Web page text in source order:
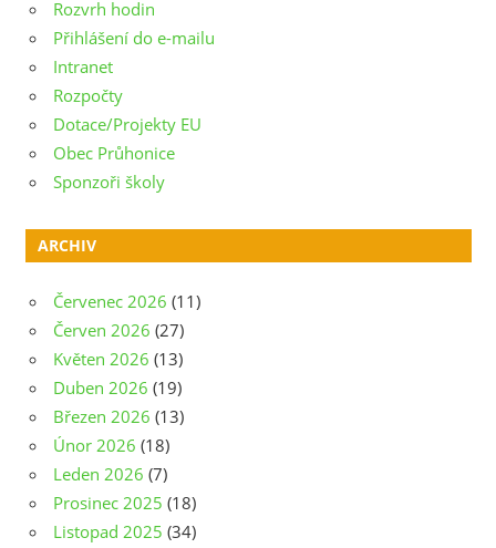
Rozvrh hodin
Přihlášení do e-mailu
Intranet
Rozpočty
Dotace/Projekty EU
Obec Průhonice
Sponzoři školy
ARCHIV
Červenec 2026 (11)
Červen 2026 (27)
Květen 2026 (13)
Duben 2026 (19)
Březen 2026 (13)
Únor 2026 (18)
Leden 2026 (7)
Prosinec 2025 (18)
Listopad 2025 (34)